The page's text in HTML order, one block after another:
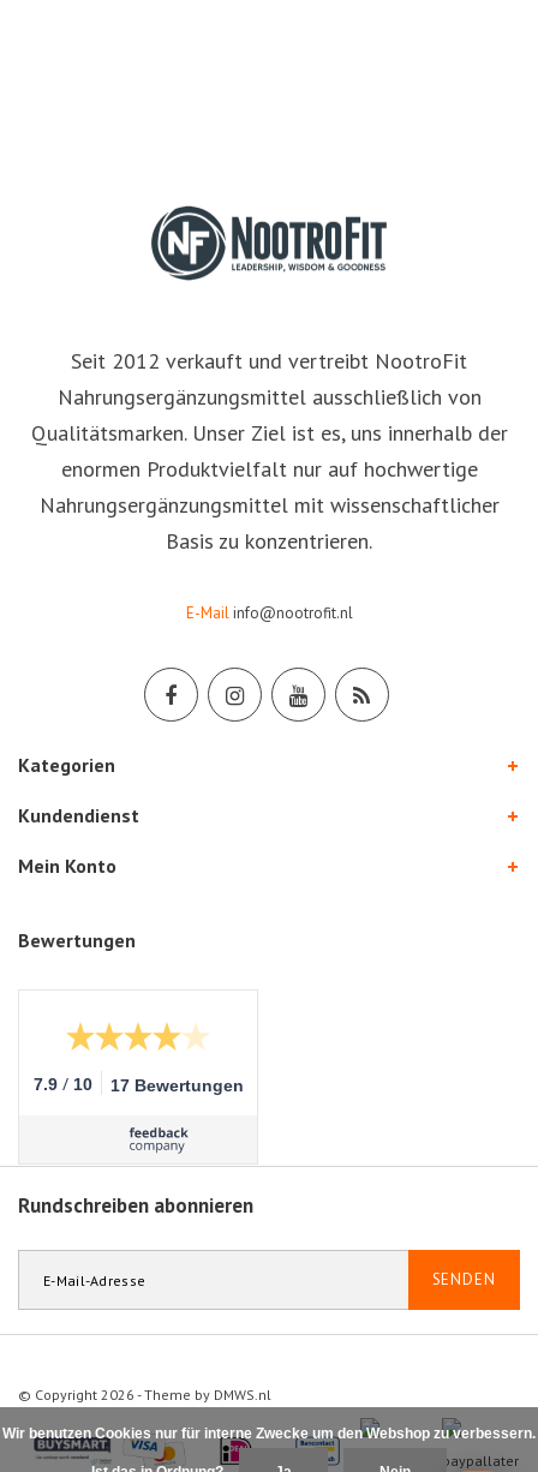
Seit 2012 verkauft und vertreibt NootroFit
Nahrungsergänzungsmittel ausschließlich von
Qualitätsmarken. Unser Ziel ist es, uns innerhalb der
enormen Produktvielfalt nur auf hochwertige
Nahrungsergänzungsmittel mit wissenschaftlicher
Basis zu konzentrieren.
E-Mail info@nootrofit.nl
Kategorien
Kundendienst
Mein Konto
Bewertungen
7.9 / 10 17 Bewertungen
Rundschreiben abonnieren
SENDEN
© Copyright 2026 - Theme by DMWS.nl
Wir benutzen Cookies nur für interne Zwecke um den Webshop zu verbessern.